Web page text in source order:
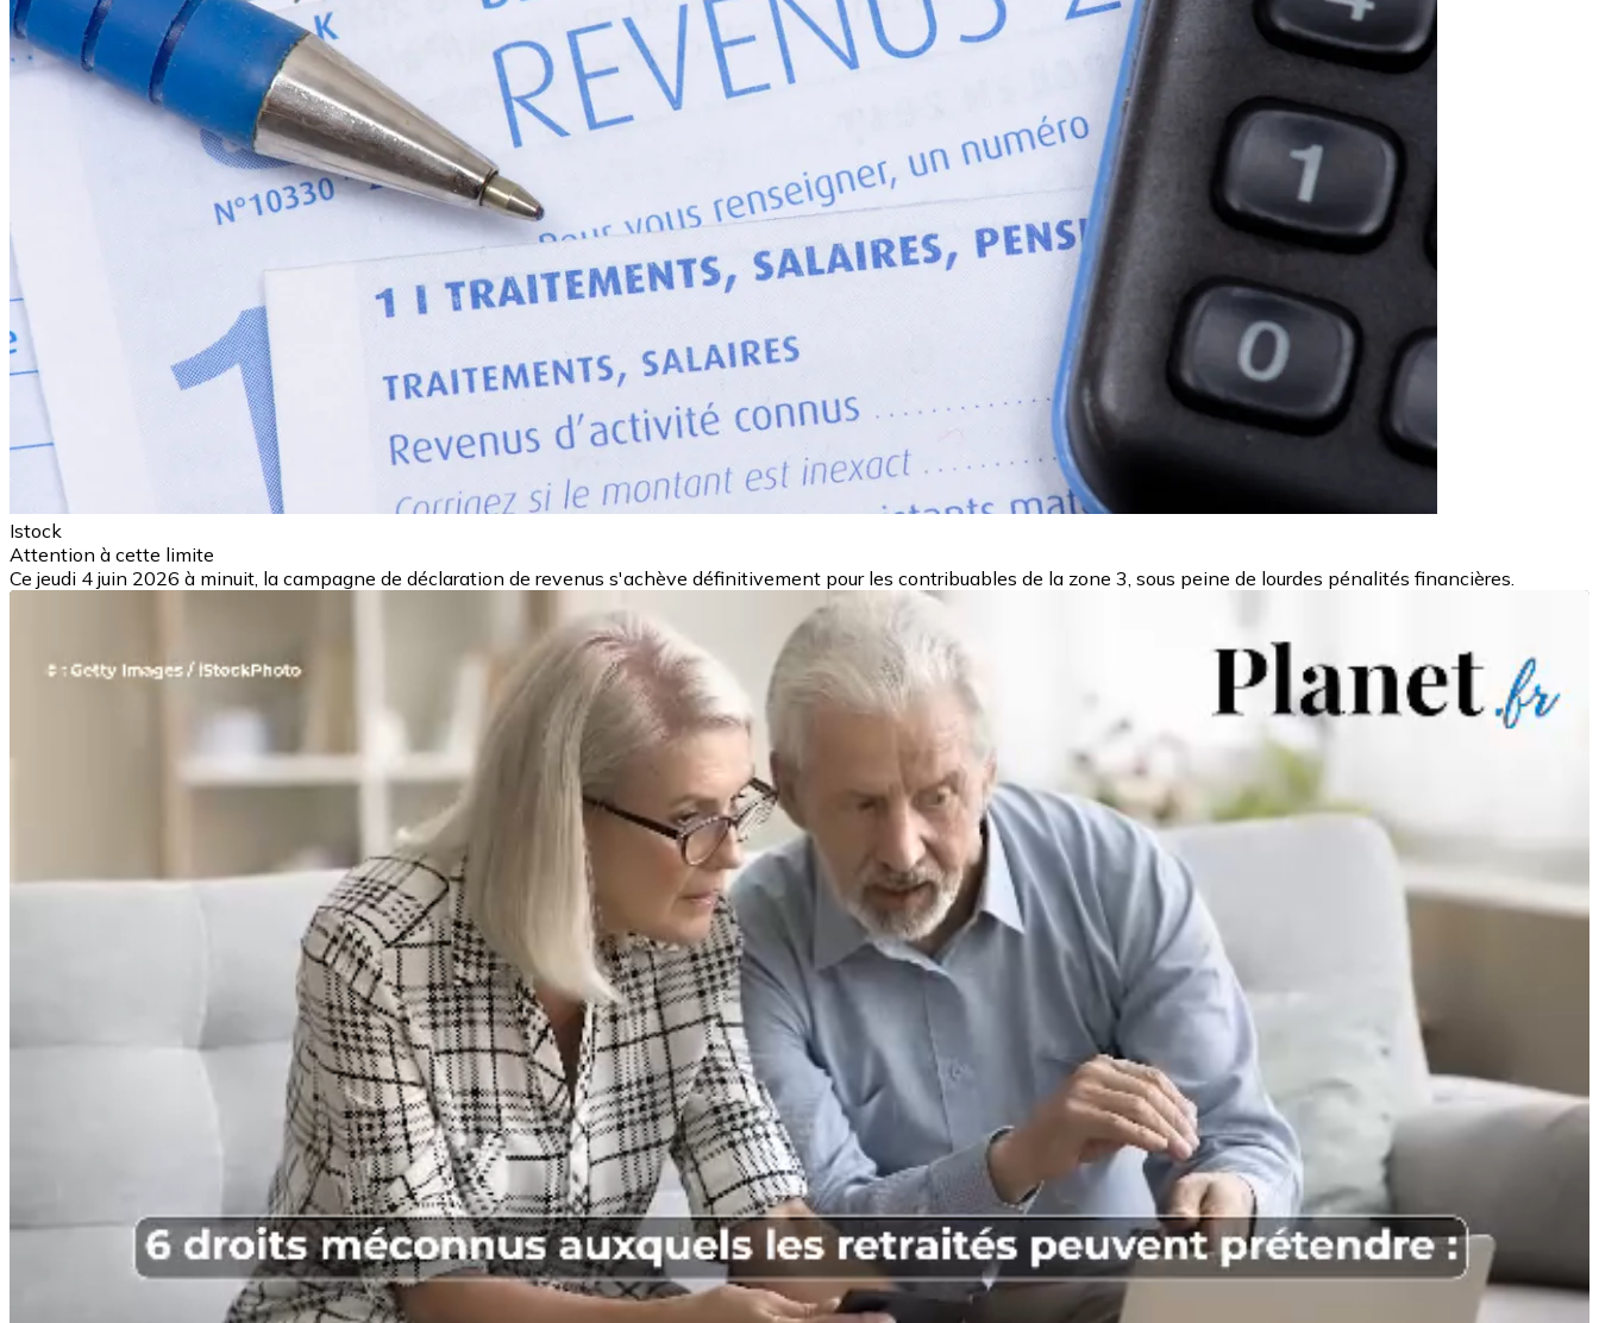
Istock
Attention à cette limite
Ce jeudi 4 juin 2026 à minuit, la campagne de déclaration de revenus s'achève définitivement pour les contribuables de la zone 3, sous peine de lourdes pénalités financières.